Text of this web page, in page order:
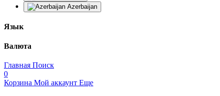
Azerbaijan
Язык
Валюта
Главная Поиск
0
Корзина Мой аккаунт Еще